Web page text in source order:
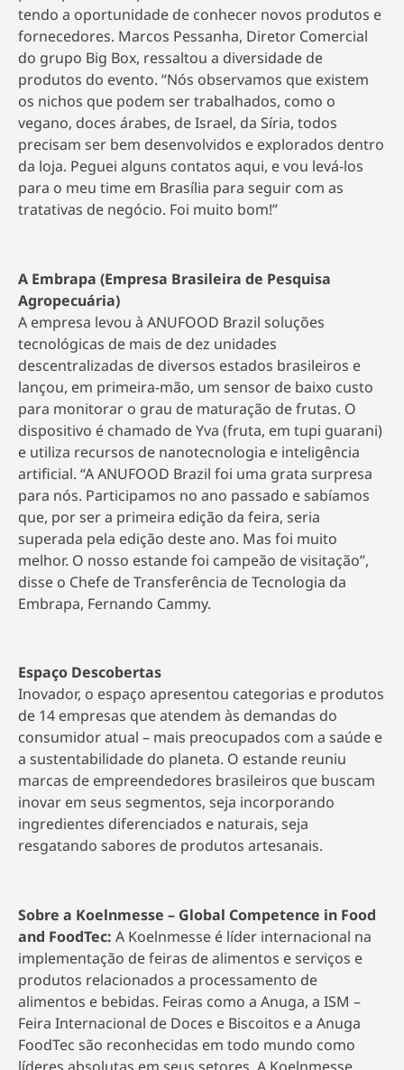
tendo a oportunidade de conhecer novos produtos e
fornecedores. Marcos Pessanha, Diretor Comercial
do grupo Big Box, ressaltou a diversidade de
produtos do evento. “Nós observamos que existem
os nichos que podem ser trabalhados, como o
vegano, doces árabes, de Israel, da Síria, todos
precisam ser bem desenvolvidos e explorados dentro
da loja. Peguei alguns contatos aqui, e vou levá-los
para o meu time em Brasília para seguir com as
tratativas de negócio. Foi muito bom!”
A Embrapa (Empresa Brasileira de Pesquisa
Agropecuária)
A empresa levou à ANUFOOD Brazil soluções
tecnológicas de mais de dez unidades
descentralizadas de diversos estados brasileiros e
lançou, em primeira-mão, um sensor de baixo custo
para monitorar o grau de maturação de frutas. O
dispositivo é chamado de Yva (fruta, em tupi guarani)
e utiliza recursos de nanotecnologia e inteligência
artificial. “A ANUFOOD Brazil foi uma grata surpresa
para nós. Participamos no ano passado e sabíamos
que, por ser a primeira edição da feira, seria
superada pela edição deste ano. Mas foi muito
melhor. O nosso estande foi campeão de visitação”,
disse o Chefe de Transferência de Tecnologia da
Embrapa, Fernando Cammy.
Espaço Descobertas
Inovador, o espaço apresentou categorias e produtos
de 14 empresas que atendem às demandas do
consumidor atual – mais preocupados com a saúde e
a sustentabilidade do planeta. O estande reuniu
marcas de empreendedores brasileiros que buscam
inovar em seus segmentos, seja incorporando
ingredientes diferenciados e naturais, seja
resgatando sabores de produtos artesanais.
Sobre a Koelnmesse – Global Competence in Food
and FoodTec: A Koelnmesse é líder internacional na
implementação de feiras de alimentos e serviços e
produtos relacionados a processamento de
alimentos e bebidas. Feiras como a Anuga, a ISM –
Feira Internacional de Doces e Biscoitos e a Anuga
FoodTec são reconhecidas em todo mundo como